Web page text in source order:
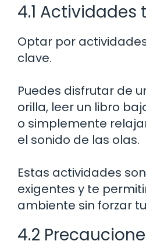
4.1
Optar por
clave.
Puedes disfrutar de
orilla, leer un libro
o simplemente
el sonido de las olas.
Estas actividades
exigentes y te
ambiente sin forzar
4.2